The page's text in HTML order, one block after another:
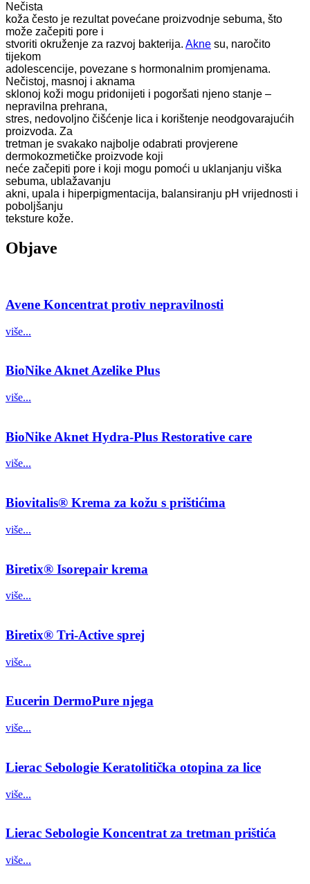
Nečista
koža često je rezultat povećane proizvodnje sebuma, što
može začepiti pore i
stvoriti okruženje za razvoj bakterija. Akne su, naročito
tijekom
adolescencije, povezane s hormonalnim promjenama.
Nečistoj, masnoj i aknama
sklonoj koži mogu pridonijeti i pogoršati njeno stanje –
nepravilna prehrana,
stres, nedovoljno čišćenje lica i korištenje neodgovarajućih
proizvoda. Za
tretman je svakako najbolje odabrati provjerene
dermokozmetičke proizvode koji
neće začepiti pore i koji mogu pomoći u uklanjanju viška
sebuma, ublažavanju
akni, upala i hiperpigmentacija, balansiranju pH vrijednosti i
poboljšanju
teksture kože.
Objave
Avene Koncentrat protiv nepravilnosti
više...
BioNike Aknet Azelike Plus
više...
BioNike Aknet Hydra-Plus Restorative care
više...
Biovitalis® Krema za kožu s prištićima
više...
Biretix® Isorepair krema
više...
Biretix® Tri-Active sprej
više...
Eucerin DermoPure njega
više...
Lierac Sebologie Keratolitička otopina za lice
više...
Lierac Sebologie Koncentrat za tretman prištića
više...